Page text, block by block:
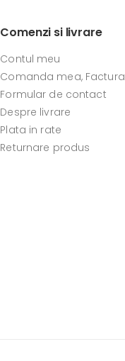
Comenzi si livrare
Contul meu
Comanda mea, Factura
Formular de contact
Despre livrare
Plata in rate
Returnare produs